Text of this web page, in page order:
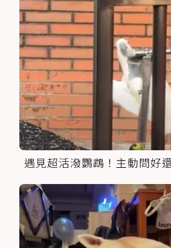
遇見超活潑鸚鵡！主動問好